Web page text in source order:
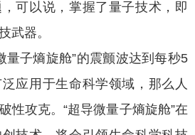
可以说，掌握了量子技术，即
武器。
子熵旋舱”的震颤波达到每秒5
应用于生命科学领域，那么人
性攻克。“超导微量子熵旋舱”在